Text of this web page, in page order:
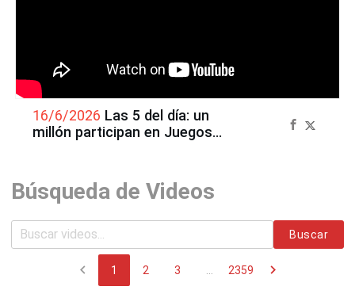
16/6/2026 Las 5 del día: un
millón participan en Juegos
Búsqueda de Videos
Buscar
chevron_left 1 2 3 2359 chevron_right